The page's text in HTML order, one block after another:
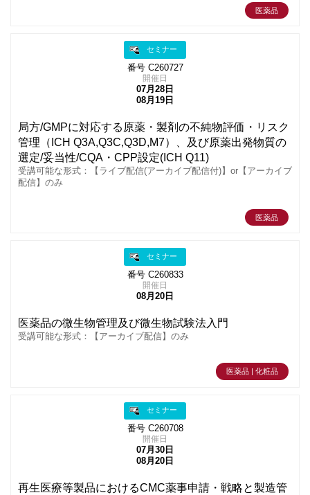
医薬品
セミナー
番号 C260727
開催日
07月28日
08月19日
局方/GMPに対応する原薬・製剤の不純物評価・リスク
管理（ICH Q3A,Q3C,Q3D,M7）、及び原薬出発物質の
選定/妥当性/CQA・CPP設定(ICH Q11)
受講可能な形式：【ライブ配信(アーカイブ配信付)】or【アーカイブ
配信】のみ
医薬品
セミナー
番号 C260833
開催日
08月20日
医薬品の微生物管理及び微生物試験法入門
受講可能な形式：【アーカイブ配信】のみ
医薬品 | 化粧品
セミナー
番号 C260708
開催日
07月30日
08月20日
再生医療等製品におけるCMC薬事申請・戦略と製造管